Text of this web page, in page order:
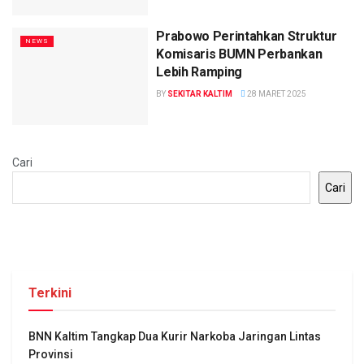
NEWS
Prabowo Perintahkan Struktur
Komisaris BUMN Perbankan
Lebih Ramping
BY SEKITAR KALTIM 28 MARET 2025
Cari
Cari
Terkini
BNN Kaltim Tangkap Dua Kurir Narkoba Jaringan Lintas
Provinsi